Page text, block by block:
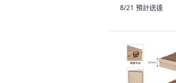
8/21 預計送達